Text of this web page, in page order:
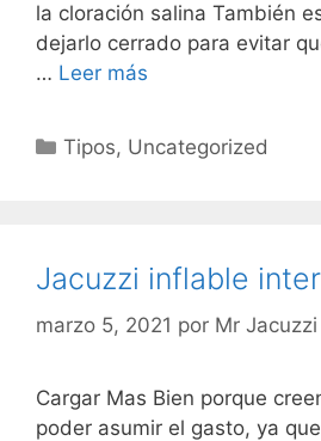
la cloración salina También
dejarlo cerrado para evitar
… Leer más
Categorías
Tipos, Uncategorized
Jacuzzi inflable
marzo 5, 2021 por Mr Jacuzzi
Cargar Mas Bien porque
poder asumir el gasto, ya